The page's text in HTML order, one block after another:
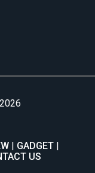
GADGET
US